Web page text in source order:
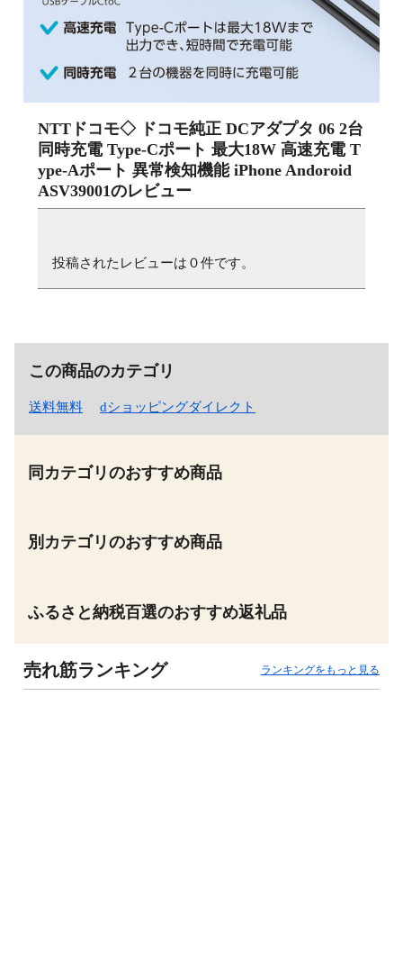
NTTドコモ◇ ドコモ純正 DCアダプタ 06 2台
同時充電 Type-Cポート 最大18W 高速充電 T
ype-Aポート 異常検知機能 iPhone Andoroid
ASV39001のレビュー
投稿されたレビューは０件です。
この商品のカテゴリ
送料無料 dショッピングダイレクト
同カテゴリのおすすめ商品
別カテゴリのおすすめ商品
ふるさと納税百選のおすすめ返礼品
売れ筋ランキング ランキングをもっと見る